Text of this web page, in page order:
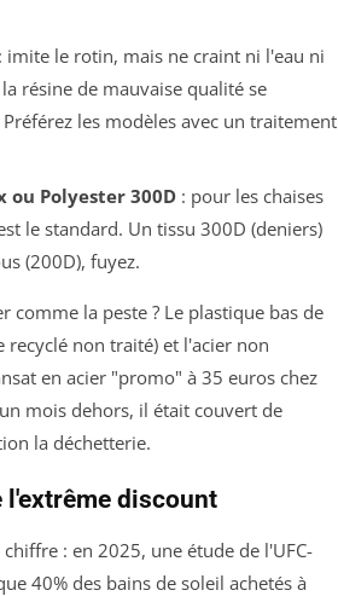
le rotin, mais ne craint ni l'eau ni
résine de mauvaise qualité se
les modèles avec un traitement
ou Polyester 300D: pour les chaises
le standard. Un tissu 300D (deniers)
(200D), fuyez.
comme la peste ? Le plastique bas de
non traité) et l'acier non
en acier "promo" à 35 euros chez
mois dehors, il était couvert de
la déchetterie.
l'extrême discount
: en 2025, une étude de l'UFC-
40% des bains de soleil achetés à